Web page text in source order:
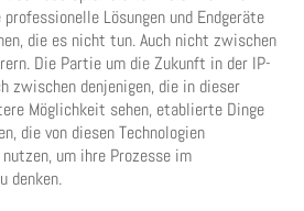
Lösungen und Endgeräte
die es nicht tun. Auch nicht zwischen
Die Partie um die Zukunft in der IP-
zwischen denjenigen, die in dieser
Möglichkeit sehen, etablierte Dinge
die von diesen Technologien
um ihre Prozesse im
denken.